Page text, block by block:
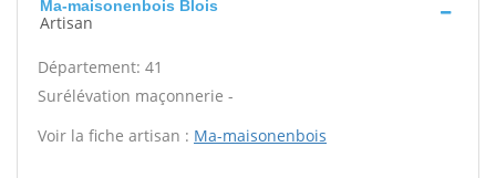
Ma-maisonenbois Blois
Artisan
Département: 41
Surélévation maçonnerie -
Voir la fiche artisan : Ma-maisonenbois